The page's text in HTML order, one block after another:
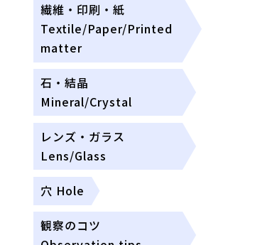
繊維・印刷・紙
Textile/Paper/Printed
matter
石・結晶
Mineral/Crystal
レンズ・ガラス
Lens/Glass
穴 Hole
観察のコツ